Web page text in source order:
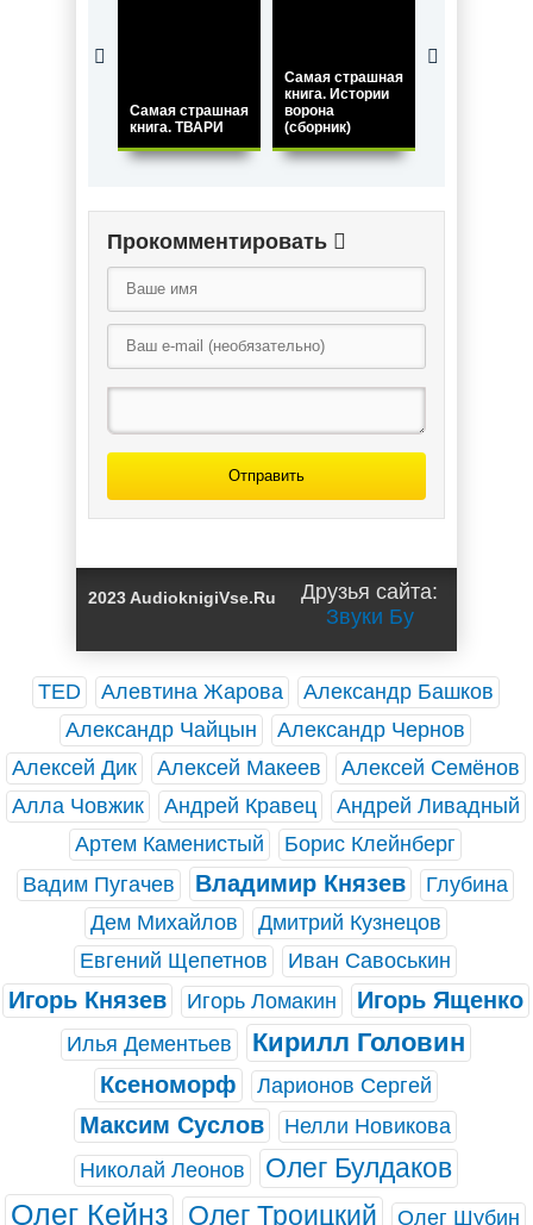
Самая страшная
книга. ТВАРИ
Самая страшная
книга. Истории
ворона
(сборник)
Прокомментировать
Отправить
2023 AudioknigiVse.Ru
Друзья сайта:
Звуки Бу
TED Алевтина Жарова
Александр Башков
Александр Чайцын
Александр Чернов
Алексей Дик
Алексей Макеев
Алексей Семёнов
Алла Човжик
Андрей Кравец
Андрей Ливадный
Артем Каменистый
Борис Клейнберг
Вадим Пугачев
Владимир Князев
Глубина
Дем Михайлов
Дмитрий Кузнецов
Евгений Щепетнов
Иван Савоськин
Игорь Князев Игорь Ломакин Игорь Ященко
Илья Дементьев Кирилл Головин
Ксеноморф Ларионов Сергей
Максим Суслов
Нелли Новикова
Николай Леонов
Олег Булдаков
Олег Кейнз Олег Троицкий Олег Шубин